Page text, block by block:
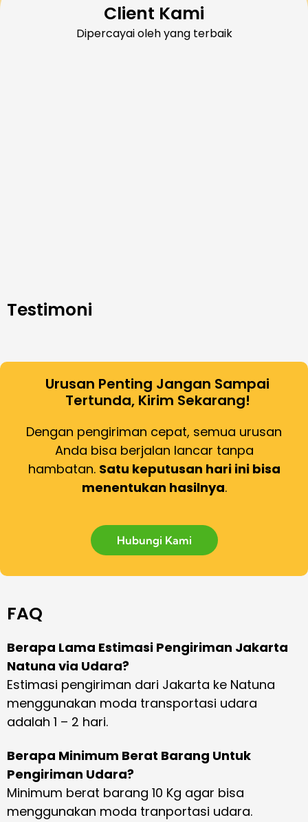
Client Kami
Dipercayai oleh yang terbaik
Testimoni
Urusan Penting Jangan Sampai
Tertunda, Kirim Sekarang!
Dengan pengiriman cepat, semua urusan
Anda bisa berjalan lancar tanpa
hambatan. Satu keputusan hari ini bisa
menentukan hasilnya.
Hubungi Kami
FAQ
Berapa Lama Estimasi Pengiriman Jakarta
Natuna via Udara?
Estimasi pengiriman dari Jakarta ke Natuna
menggunakan moda transportasi udara
adalah 1 – 2 hari.
Berapa Minimum Berat Barang Untuk
Pengiriman Udara?
Minimum berat barang 10 Kg agar bisa
menggunakan moda tranportasi udara.